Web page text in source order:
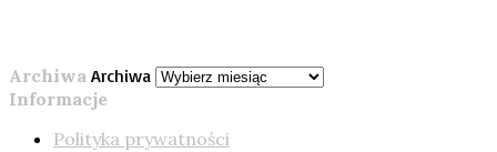
Archiwa Archiwa
Informacje
Polityka prywatności